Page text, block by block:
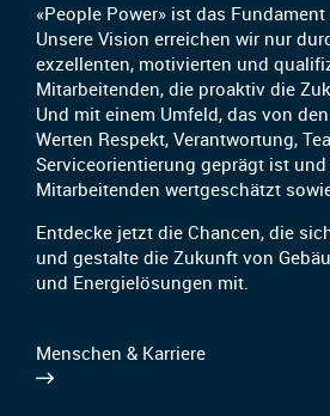
«People Power» ist das
Unsere Vision erreichen wir nur
exzellenten, motivierten und
Mitarbeitenden, die proaktiv die
Und mit einem Umfeld, das von
Werten Respekt, Verantwortung,
Serviceorientierung geprägt ist
Mitarbeitenden wertgeschätzt
Entdecke jetzt die Chancen, die
und gestalte die Zukunft von
und Energielösungen mit.
Menschen & Karriere